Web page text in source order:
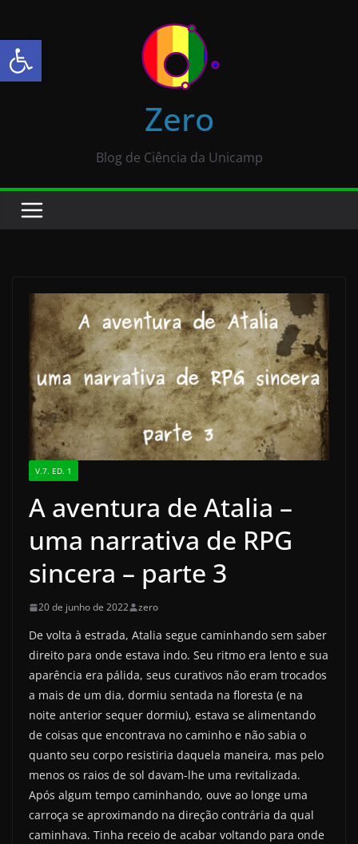
Abrir a barra de ferramentas
Zero
Blog de Ciência da Unicamp
V.7. ED. 1
A aventura de Atalia –
uma narrativa de RPG
sincera – parte 3
20 de junho de 2022 zero
De volta à estrada, Atalia segue caminhando sem saber
direito para onde estava indo. Seu ritmo era lento e sua
aparência era pálida, seus curativos não eram trocados
a mais de um dia, dormiu sentada na floresta (e na
noite anterior sequer dormiu), estava se alimentando
de coisas que encontrava no caminho e não sabia o
quanto seu corpo resistiria daquela maneira, mas pelo
menos os raios de sol davam-lhe uma revitalizada.
Após algum tempo caminhando, ouve ao longe uma
carroça se aproximando na direção contrária da qual
caminhava. Tinha receio de acabar voltando para onde